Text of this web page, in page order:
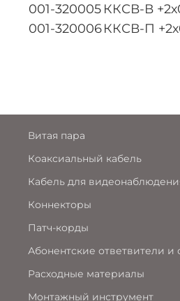
001-320005 ККСВ-В
001-320006ККСВ-П
Витая пара
Коаксиальный кабель
Кабель для
Коннекторы
Патч-корды
Абонентские ответвители и
Расходные материалы
Монтажный инструмент